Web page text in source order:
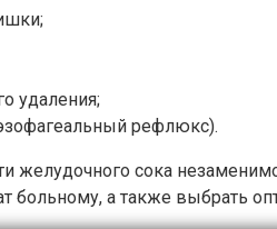
удаления;
рефлюкс).
желудочного сока
больному, а также выбрать